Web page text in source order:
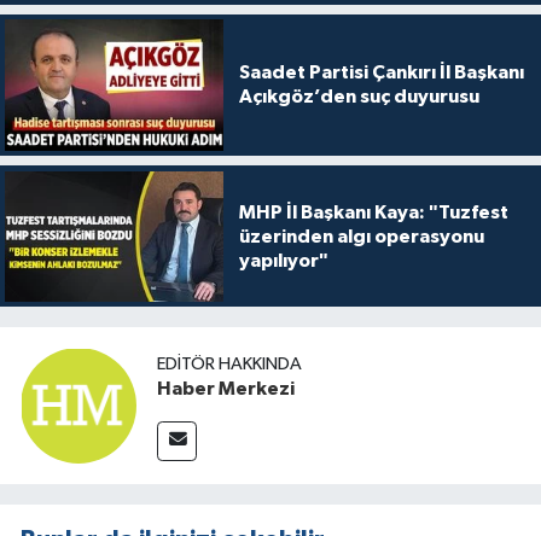
Saadet Partisi Çankırı İl Başkanı
Açıkgöz’den suç duyurusu
MHP İl Başkanı Kaya: "Tuzfest
üzerinden algı operasyonu
yapılıyor"
EDITÖR HAKKINDA
Haber Merkezi